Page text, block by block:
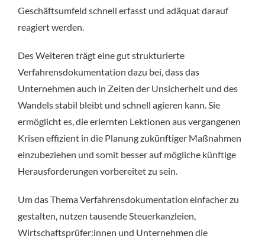
Geschäftsumfeld schnell erfasst und adäquat darauf
reagiert werden.
Des Weiteren trägt eine gut strukturierte
Verfahrensdokumentation dazu bei, dass das
Unternehmen auch in Zeiten der Unsicherheit und des
Wandels stabil bleibt und schnell agieren kann. Sie
ermöglicht es, die erlernten Lektionen aus vergangenen
Krisen effizient in die Planung zukünftiger Maßnahmen
einzubeziehen und somit besser auf mögliche künftige
Herausforderungen vorbereitet zu sein.
Um das Thema Verfahrensdokumentation einfacher zu
gestalten, nutzen tausende Steuerkanzleien,
Wirtschaftsprüfer:innen und Unternehmen die